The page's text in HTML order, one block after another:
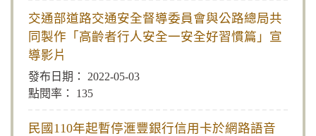
交通部道路交通安全督導委員會與公路總局共
同製作「高齡者行人安全一安全好習慣篇」宣
導影片
2022-05-03
135
民國110年起暫停滙豐銀行信用卡於網路語音